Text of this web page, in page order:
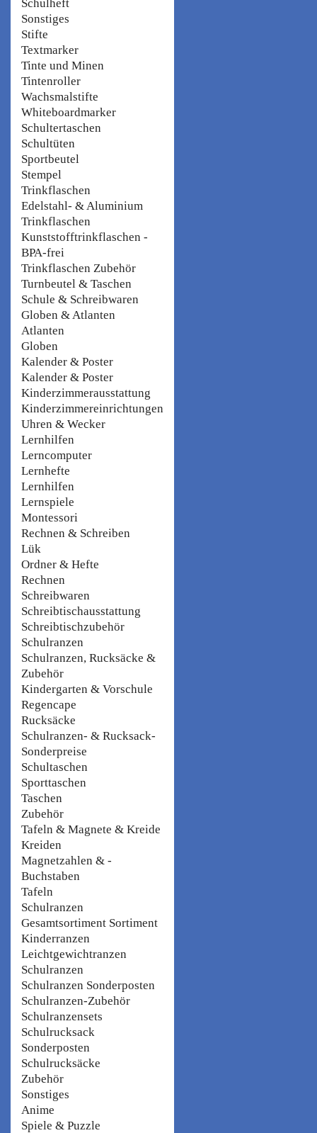
Schulheft
Sonstiges
Stifte
Textmarker
Tinte und Minen
Tintenroller
Wachsmalstifte
Whiteboardmarker
Schultertaschen
Schultüten
Sportbeutel
Stempel
Trinkflaschen
Edelstahl- & Aluminium
Trinkflaschen
Kunststofftrinkflaschen -
BPA-frei
Trinkflaschen Zubehör
Turnbeutel & Taschen
Schule & Schreibwaren
Globen & Atlanten
Atlanten
Globen
Kalender & Poster
Kalender & Poster
Kinderzimmerausstattung
Kinderzimmereinrichtungen
Uhren & Wecker
Lernhilfen
Lerncomputer
Lernhefte
Lernhilfen
Lernspiele
Montessori
Rechnen & Schreiben
Lük
Ordner & Hefte
Rechnen
Schreibwaren
Schreibtischausstattung
Schreibtischzubehör
Schulranzen
Schulranzen, Rucksäcke &
Zubehör
Kindergarten & Vorschule
Regencape
Rucksäcke
Schulranzen- & Rucksack-
Sonderpreise
Schultaschen
Sporttaschen
Taschen
Zubehör
Tafeln & Magnete & Kreide
Kreiden
Magnetzahlen & -
Buchstaben
Tafeln
Schulranzen
Gesamtsortiment Sortiment
Kinderranzen
Leichtgewichtranzen
Schulranzen
Schulranzen Sonderposten
Schulranzen-Zubehör
Schulranzensets
Schulrucksack
Sonderposten
Schulrucksäcke
Zubehör
Sonstiges
Anime
Spiele & Puzzle